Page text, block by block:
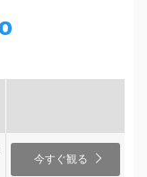
今すぐ観る